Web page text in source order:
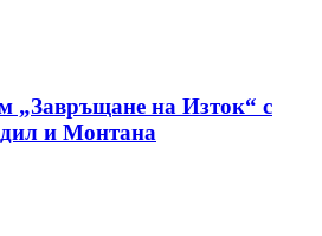
„Завръщане на Изток“ с
и Монтана